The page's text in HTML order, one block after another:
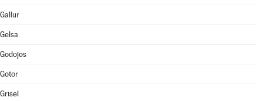
Gallur
Gelsa
Godojos
Gotor
Grisel